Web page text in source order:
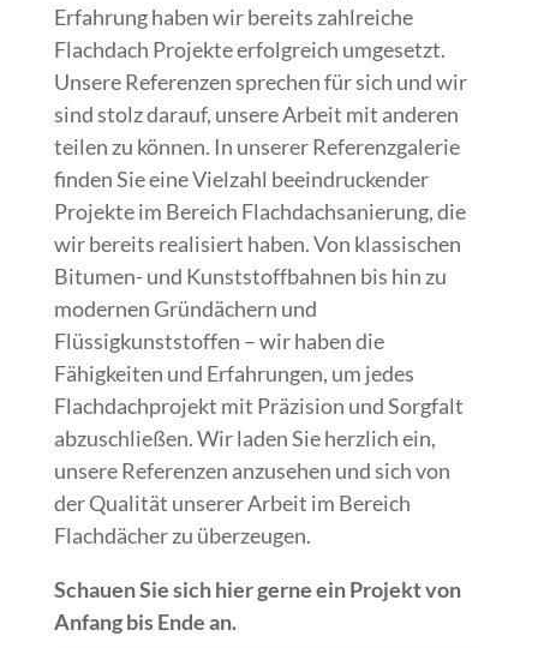
Erfahrung haben wir bereits zahlreiche
Flachdach Projekte erfolgreich umgesetzt.
Unsere Referenzen sprechen für sich und wir
sind stolz darauf, unsere Arbeit mit anderen
teilen zu können. In unserer Referenzgalerie
finden Sie eine Vielzahl beeindruckender
Projekte im Bereich Flachdachsanierung, die
wir bereits realisiert haben. Von klassischen
Bitumen- und Kunststoffbahnen bis hin zu
modernen Gründächern und
Flüssigkunststoffen – wir haben die
Fähigkeiten und Erfahrungen, um jedes
Flachdachprojekt mit Präzision und Sorgfalt
abzuschließen. Wir laden Sie herzlich ein,
unsere Referenzen anzusehen und sich von
der Qualität unserer Arbeit im Bereich
Flachdächer zu überzeugen.
Schauen Sie sich hier gerne ein Projekt von
Anfang bis Ende an.